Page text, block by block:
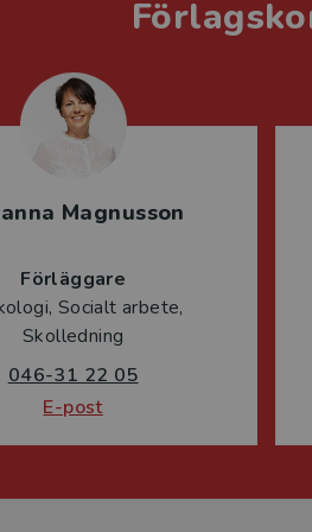
Magnusson
Förläggare
Socialt arbete,
Skolledning
046-31 22 05
E-post